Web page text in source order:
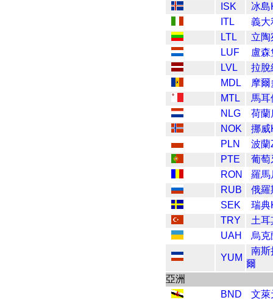
ISK
冰
ITL
義大
LTL
立陶
LUF
盧
LVL
拉脫
MDL
摩
MTL
馬耳
NLG
荷蘭
NOK
挪威
PLN
波蘭
PTE
葡萄
RON
羅馬
RUB
俄
SEK
瑞典
TRY
土
UAH
烏
YUM
南斯
爾
亞洲
BND
文萊